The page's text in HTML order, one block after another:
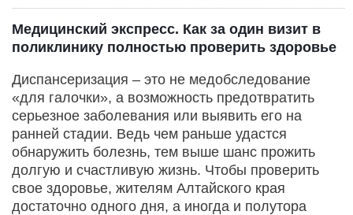
Медицинский экспресс. Как за один визит в
поликлинику полностью проверить здоровье
Диспансеризация – это не медобследование
«для галочки», а возможность предотвратить
серьезное заболевания или выявить его на
ранней стадии. Ведь чем раньше удастся
обнаружить болезнь, тем выше шанс прожить
долгую и счастливую жизнь. Чтобы проверить
свое здоровье, жителям Алтайского края
достаточно одного дня, а иногда и полутора